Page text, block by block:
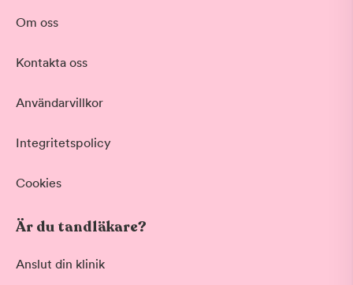
Om oss
Kontakta oss
Användarvillkor
Integritetspolicy
Cookies
Är du tandläkare?
Anslut din klinik